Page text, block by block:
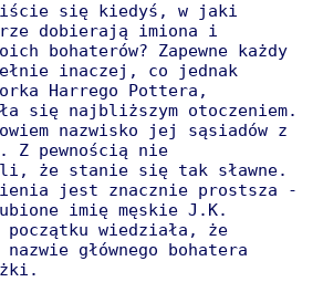
się kiedyś, w jaki
dobierają imiona i
bohaterów? Zapewne każdy
inaczej, co jednak
Harrego Pottera,
się najbliższym otoczeniem.
nazwisko jej sąsiadów z
Z pewnością nie
że stanie się tak sławne.
jest znacznie prostsza -
imię męskie J.K.
początku wiedziała, że
głównego bohatera